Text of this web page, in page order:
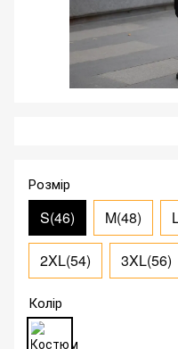
Розмір
S(46) M(48)
2XL(54) 3XL(56)
Колір